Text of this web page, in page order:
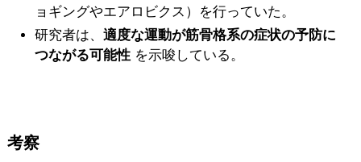
ョギングやエアロビクス）を行っていた。
研究者は、適度な運動が筋骨格系の症状の予防に
つながる可能性 を示唆している。
考察